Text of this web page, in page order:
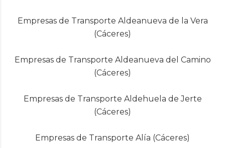
Empresas de Transporte Aldeanueva de la Vera
(Cáceres)
Empresas de Transporte Aldeanueva del Camino
(Cáceres)
Empresas de Transporte Aldehuela de Jerte
(Cáceres)
Empresas de Transporte Alía (Cáceres)